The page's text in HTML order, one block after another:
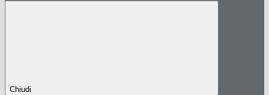
Chiudi